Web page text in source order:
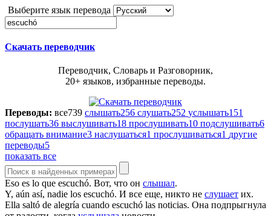
Выберите язык перевода
Скачать переводчик
Переводчик, Словарь и Разговорник,
20+ языков, избранные переводы.
Переводы: все739 слышать256 слушать252 услышать151
послушать36 выслушивать18 прослушивать10 подслушивать6
обращать внимание3 наслушаться1 прослушиваться1 другие
переводы5
показать все
Eso es lo que escuchó. Вот, что он слышал.
Y, aún así, nadie los escuchó. И все еще, никто не слушает их.
Ella saltó de alegría cuando escuchó las noticias. Она подпрыгнула